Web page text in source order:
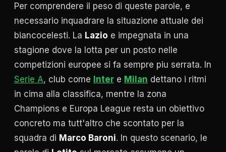
Per comprendere il peso di queste parole, e
necessario inquadrare la situazione attuale dei
biancocelesti. La Lazio e impegnata in una
stagione dove la lotta per un posto nelle
competizioni europee si fa sempre piu serrata. In
Serie A, club come Inter e Milan dettano i ritmi
in cima alla classifica, mentre la zona
Champions e Europa League resta un obiettivo
concreto ma tutt'altro che scontato per la
squadra di Marco Baroni. In questo scenario, le